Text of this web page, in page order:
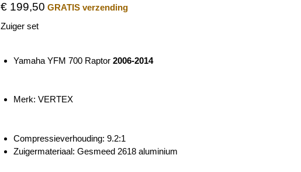
€ 199,50 GRATIS verzending
Zuiger set
Yamaha YFM 700 Raptor 2006-2014
Merk: VERTEX
Compressieverhouding: 9.2:1
Zuigermateriaal: Gesmeed 2618 aluminium